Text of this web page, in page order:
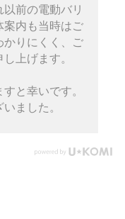
前の電動バリ
案内も当時はご
かりにくく、ご
上げます。
と幸いです。
ました。